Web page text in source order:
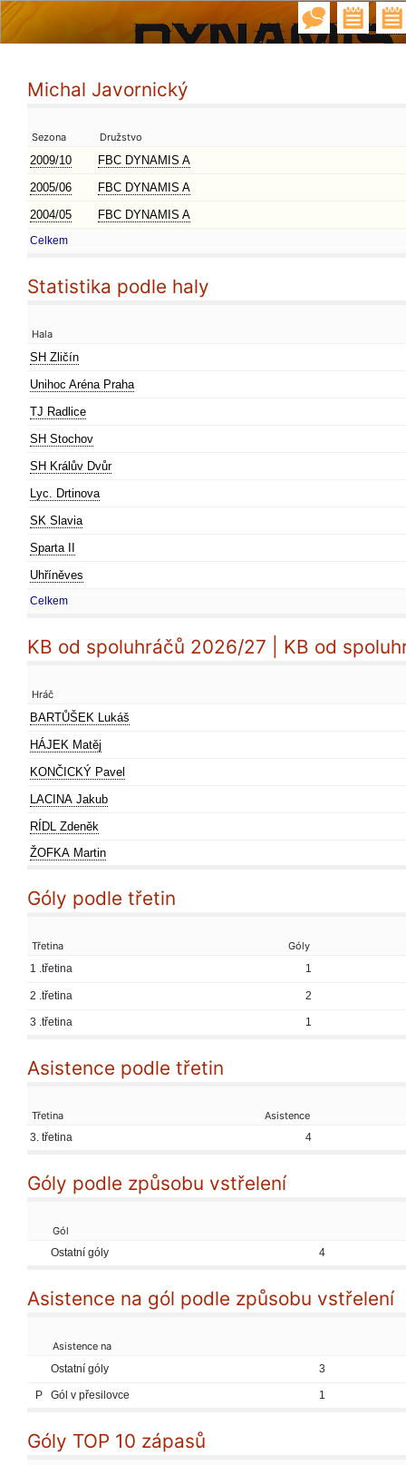
Michal Javornický
Sezona Družstvo
2009/10
FBC DYNAMIS A
2005/06
FBC DYNAMIS A
2004/05
FBC DYNAMIS A
Celkem
Statistika podle haly
Hala
SH Zličín
Unihoc Aréna Praha
TJ Radlice
SH Stochov
SH Králův Dvůr
Lyc. Drtinova
SK Slavia
Sparta II
Uhříněves
Celkem
KB od spoluhráčů 2026/27 | KB od
Hráč
BARTŮŠEK Lukáš
HÁJEK Matěj
KONČICKÝ Pavel
LACINA Jakub
RÍDL Zdeněk
ŽOFKA Martin
Góly podle třetin
Třetina
Góly
1 .třetina
1
2 .třetina 2
3 .třetina 1
Asistence podle třetin
Třetina
Asistence
3. třetina
4
Góly podle způsobu vstřelení
Gól
Ostatní góly
4
Asistence na gól podle způsobu vstřelení
Asistence na
Ostatní góly
3
P Gól v přesilovce 1
Góly TOP 10 zápasů